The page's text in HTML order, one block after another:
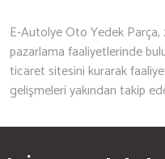
E-Autolye Oto Yedek Parça,
pazarlama faaliyetlerinde
ticaret sitesini kurarak
gelişmeleri yakından takip